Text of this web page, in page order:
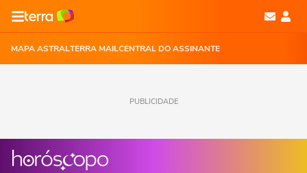
MAPA ASTRALTERRA MAILCENTRAL DO ASSINANTE
PUBLICIDADE